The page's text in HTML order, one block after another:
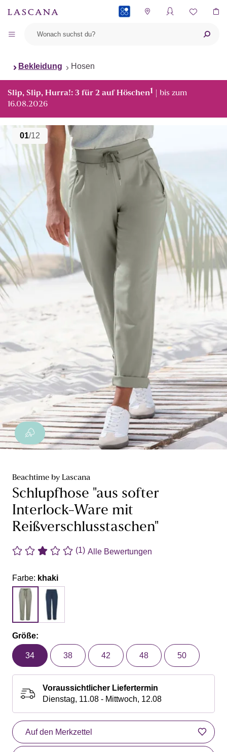
Bekleidung Hosen
Slip, Slip, Hurra!: 3 für 2 auf Höschen1 | bis zum
16.08.2026
01/12
Beachtime by Lascana
Schlupfhose "aus softer
Interlock-Ware mit
Reißverschlusstaschen"
(1) Alle Bewertungen
Farbe: khaki
Größe:
34 38 42 48 50
Voraussichtlicher Liefertermin
Dienstag, 11.08 - Mittwoch, 12.08
Auf den Merkzettel